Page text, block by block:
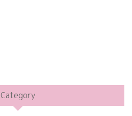
Category